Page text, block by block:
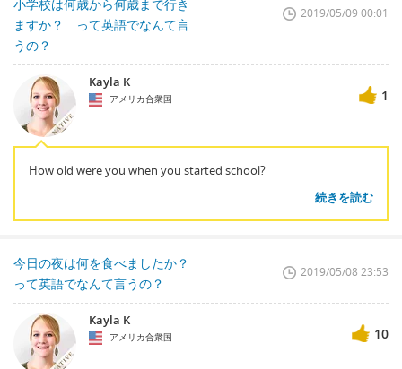
小学校は何歳から何歳まで行き
ますか？ って英語でなんて言
うの？
2019/05/09 00:01
Kayla K
アメリカ合衆国 1
How old were you when you started school?
続きを読む
今日の夜は何を食べましたか？
って英語でなんて言うの？
2019/05/08 23:53
Kayla K
アメリカ合衆国 10